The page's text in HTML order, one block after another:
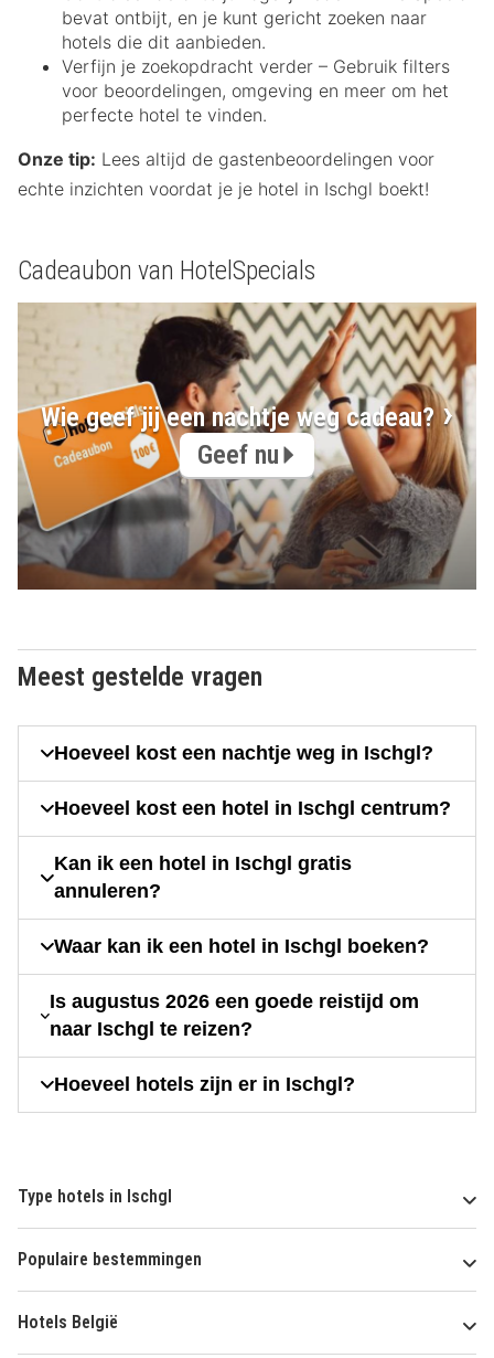
bevat ontbijt, en je kunt gericht zoeken naar
hotels die dit aanbieden.
Verfijn je zoekopdracht verder – Gebruik filters
voor beoordelingen, omgeving en meer om het
perfecte hotel te vinden.
Onze tip: Lees altijd de gastenbeoordelingen voor
echte inzichten voordat je je hotel in Ischgl boekt!
Cadeaubon van HotelSpecials
Wie geef jij een nachtje weg cadeau?
Geef nu
Meest gestelde vragen
Hoeveel kost een nachtje weg in Ischgl?
Hoeveel kost een hotel in Ischgl centrum?
Kan ik een hotel in Ischgl gratis
annuleren?
Waar kan ik een hotel in Ischgl boeken?
Is augustus 2026 een goede reistijd om
naar Ischgl te reizen?
Hoeveel hotels zijn er in Ischgl?
Type hotels in Ischgl
Populaire bestemmingen
Hotels België